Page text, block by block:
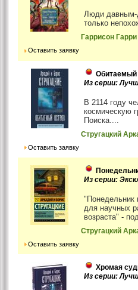
Люди давным-
только
Гаррисон Гарри
Оставить заявку
Обитаемый
Из серии:
В 2114 году
космическую
Поиска....
Стругацкий
Оставить заявку
Из серии:
"Понедельник
для научных
возраста" -
Стругацкий
Оставить заявку
Хромая
Из серии: